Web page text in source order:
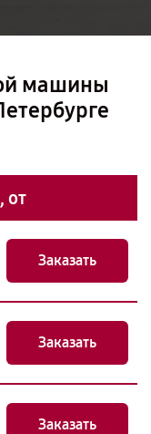
машины
от
Заказать
Заказать
Заказать